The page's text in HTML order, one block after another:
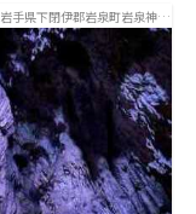
岩手県下閉伊郡岩泉町岩泉神成
１番地１